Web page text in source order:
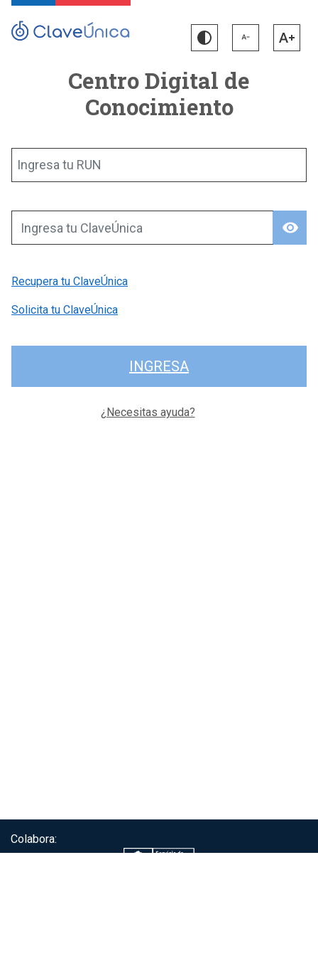
Centro Digital de
Conocimiento
Ingresa tu RUN
visibility
Ingresa tu ClaveÚnica
Recupera tu ClaveÚnica
Solicita tu ClaveÚnica
INGRESA
¿Necesitas ayuda?
Colabora: